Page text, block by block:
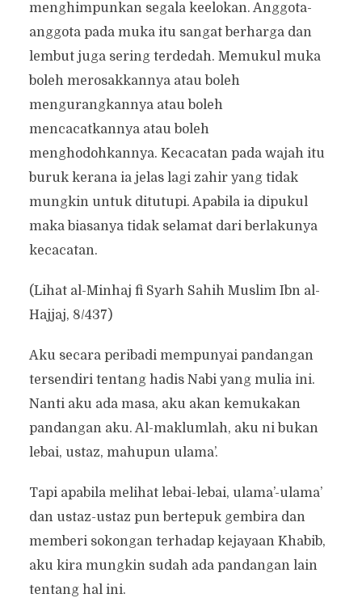
menghimpunkan segala keelokan. Anggota-
anggota pada muka itu sangat berharga dan
lembut juga sering terdedah. Memukul muka
boleh merosakkannya atau boleh
mengurangkannya atau boleh
mencacatkannya atau boleh
menghodohkannya. Kecacatan pada wajah itu
buruk kerana ia jelas lagi zahir yang tidak
mungkin untuk ditutupi. Apabila ia dipukul
maka biasanya tidak selamat dari berlakunya
kecacatan.
(Lihat al-Minhaj fi Syarh Sahih Muslim Ibn al-
Hajjaj, 8/437)
Aku secara peribadi mempunyai pandangan
tersendiri tentang hadis Nabi yang mulia ini.
Nanti aku ada masa, aku akan kemukakan
pandangan aku. Al-maklumlah, aku ni bukan
lebai, ustaz, mahupun ulama’.
Tapi apabila melihat lebai-lebai, ulama’-ulama’
dan ustaz-ustaz pun bertepuk gembira dan
memberi sokongan terhadap kejayaan Khabib,
aku kira mungkin sudah ada pandangan lain
tentang hal ini.